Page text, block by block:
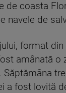
de coasta
navele de
format
amânată o
a fost lovită